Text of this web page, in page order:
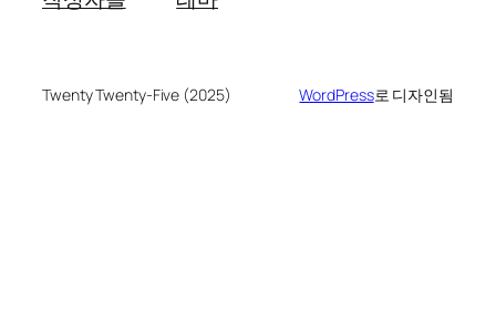
Twenty Twenty-Five (2025) WordPress로 디자인됨